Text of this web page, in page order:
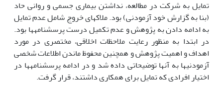
تمایل به شرکت در مطالعه، نداشتن بیماری جسمی و روانی حاد
(بنا به گزارش خود آزمودنی) بود. ملاک­های خروج شامل عدم تمایل
به ادامه دادن به پژوهش و عدم تکمیل درست پرسشنامه­ها بود.
در ابتدا به منظور رعایت ملاحظات اخلاقی، مختصری در مورد
اهداف و اهمیت پژوهش و همچنین محفوظ ماندن اطلاعات شخصی
آزمودنی­ها به آنها توضیحاتی داده شد و در ادامه پرسشنامه­ها در
اختیار افرادی که تمایل برای همکاری داشتند، قرار گرفت.